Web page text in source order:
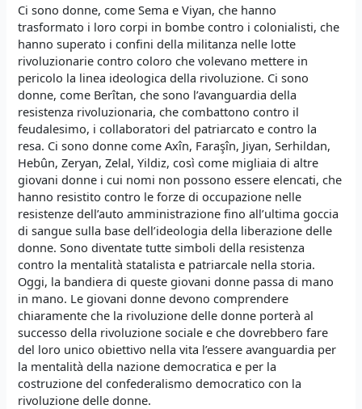
Ci sono donne, come Sema e Viyan, che hanno
trasformato i loro corpi in bombe contro i colonialisti, che
hanno superato i confini della militanza nelle lotte
rivoluzionarie contro coloro che volevano mettere in
pericolo la linea ideologica della rivoluzione. Ci sono
donne, come Berîtan, che sono l’avanguardia della
resistenza rivoluzionaria, che combattono contro il
feudalesimo, i collaboratori del patriarcato e contro la
resa. Ci sono donne come Axîn, Faraşîn, Jiyan, Serhildan,
Hebûn, Zeryan, Zelal, Yildiz, così come migliaia di altre
giovani donne i cui nomi non possono essere elencati, che
hanno resistito contro le forze di occupazione nelle
resistenze dell’auto amministrazione fino all’ultima goccia
di sangue sulla base dell’ideologia della liberazione delle
donne. Sono diventate tutte simboli della resistenza
contro la mentalità statalista e patriarcale nella storia.
Oggi, la bandiera di queste giovani donne passa di mano
in mano. Le giovani donne devono comprendere
chiaramente che la rivoluzione delle donne porterà al
successo della rivoluzione sociale e che dovrebbero fare
del loro unico obiettivo nella vita l’essere avanguardia per
la mentalità della nazione democratica e per la
costruzione del confederalismo democratico con la
rivoluzione delle donne.